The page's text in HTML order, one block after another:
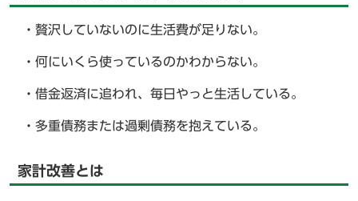
・贅沢していないのに生活費が足りない。
・何にいくら使っているのかわからない。
・借金返済に追われ、毎日やっと生活している。
・多重債務または過剰債務を抱えている。
家計改善とは